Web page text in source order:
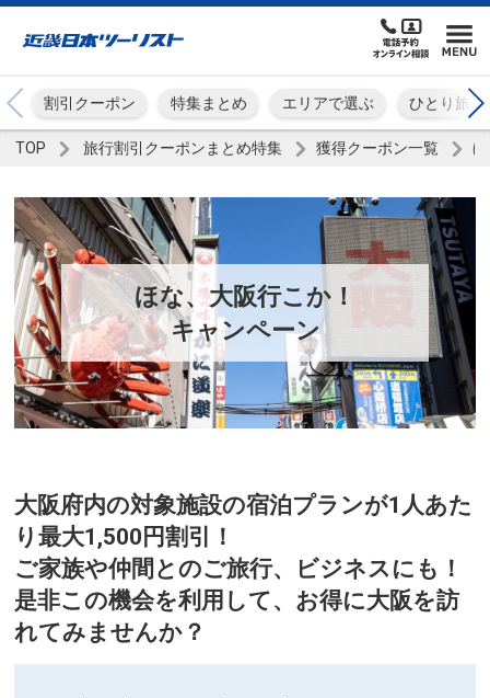
割引クーポン 特集まとめ エリアで選ぶ ひとり旅
TOP 旅行割引クーポンまとめ特集 獲得クーポン一覧
ほな、大阪行こか！
キャンペーン
大阪府内の対象施設の宿泊プランが1人あた
り最大1,500円割引！
ご家族や仲間とのご旅行、ビジネスにも！
是非この機会を利用して、お得に大阪を訪
れてみませんか？